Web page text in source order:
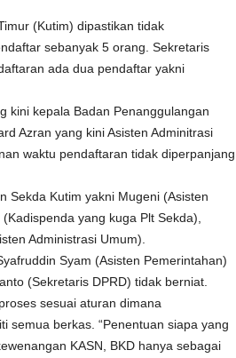
(Kutim) dipastikan tidak
sebanyak 5 orang. Sekretaris
ada dua pendaftar yakni
kini kepala Badan Penanggulangan
Azran yang kini Asisten Adminitrasi
waktu pendaftaran tidak diperpanjang
Sekda Kutim yakni Mugeni (Asisten
yang kuga Plt Sekda),
Administrasi Umum).
Syam (Asisten Pemerintahan)
(Sekretaris DPRD) tidak berniat.
sesuai aturan dimana
semua berkas. “Penentuan siapa yang
KASN, BKD hanya sebagai